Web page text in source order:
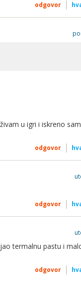
odgovor
u igri i iskreno
odgovor
odgovor
termalnu pastu i
odgovor